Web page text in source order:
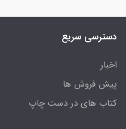
دسترسی سریع
اخبار
پیش فروش ها
کتاب های در دست چاپ